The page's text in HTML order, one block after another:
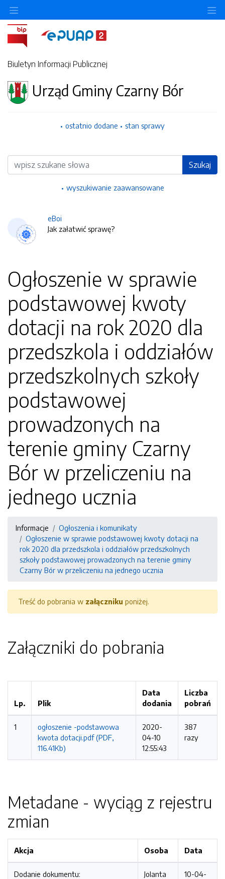
Biuletyn Informacji Publicznej
Urząd Gminy Czarny Bór
ostatnio dodane stan sprawy
Wyszukiwarka Szukaj
wyszukiwanie zaawansowane
eBoi
Jak załatwić sprawę?
Ogłoszenie w sprawie
podstawowej kwoty
dotacji na rok 2020 dla
przedszkola i oddziałów
przedszkolnych szkoły
podstawowej
prowadzonych na
terenie gminy Czarny
Bór w przeliczeniu na
jednego ucznia
Informacje
Ogłoszenia i komunikaty
Ogłoszenie w sprawie podstawowej kwoty dotacji na
rok 2020 dla przedszkola i oddziałów przedszkolnych
szkoły podstawowej prowadzonych na terenie gminy
Czarny Bór w przeliczeniu na jednego ucznia
Treść do pobrania w załączniku poniżej.
Załączniki do pobrania
Lp. Plik
Data
dodania
Liczba
pobrań
1
ogłoszenie -podstawowa
kwota dotacji.pdf (PDF,
116.41Kb)
2020-
04-10
12:55:43
387
razy
Metadane - wyciąg z rejestru
zmian
Akcja Osoba Data
Dodanie dokumentu:
Jolanta
10-04-